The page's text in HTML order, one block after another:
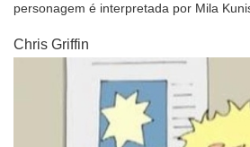
personagem é interpretada por Mila
Chris Griffin